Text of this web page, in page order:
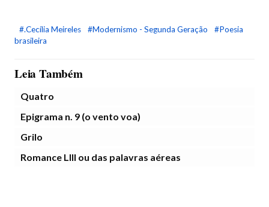
#.Cecília Meireles #Modernismo - Segunda Geração
#Poesia
brasileira
Leia Também
Quatro
Epigrama n. 9 (o vento voa)
Grilo
Romance LIII ou das palavras aéreas